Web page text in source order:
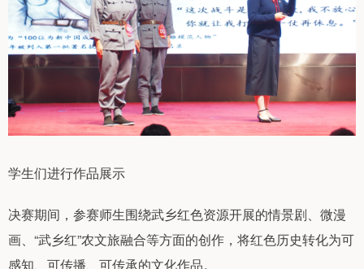
学生们进行作品展示
决赛期间，参赛师生围绕武乡红色资源开展的情景剧、微漫
画、“武乡红”农文旅融合等方面的创作，将红色历史转化为可
感知、可传播、可传承的文化作品。